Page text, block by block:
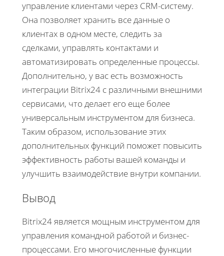
управление клиентами через CRM-систему.
Она позволяет хранить все данные о
клиентах в одном месте, следить за
сделками, управлять контактами и
автоматизировать определенные процессы.
Дополнительно, у вас есть возможность
интеграции Bitrix24 с различными внешними
сервисами, что делает его еще более
универсальным инструментом для бизнеса.
Таким образом, использование этих
дополнительных функций поможет повысить
эффективность работы вашей команды и
улучшить взаимодействие внутри компании.
Вывод
Bitrix24 является мощным инструментом для
управления командной работой и бизнес-
процессами. Его многочисленные функции